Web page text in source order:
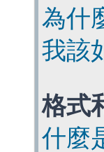
為什
我該
格式
什麼